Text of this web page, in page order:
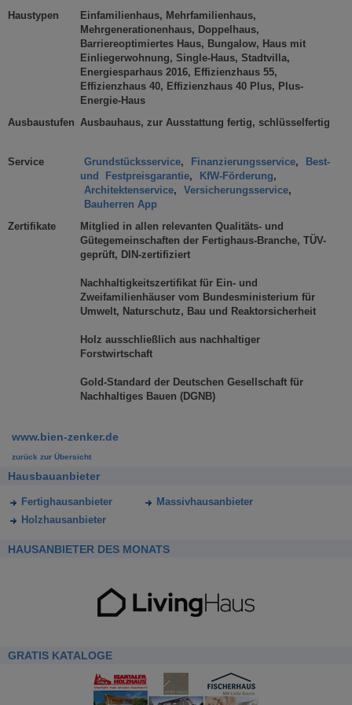
Haustypen
Einfamilienhaus, Mehrfamilienhaus,
Mehrgenerationenhaus, Doppelhaus,
Barriereoptimiertes Haus, Bungalow, Haus mit
Einliegerwohnung, Single-Haus, Stadtvilla,
Energiesparhaus 2016, Effizienzhaus 55,
Effizienzhaus 40, Effizienzhaus 40 Plus, Plus-
Energie-Haus
Ausbaustufen Ausbauhaus, zur Ausstattung fertig, schlüsselfertig
Service Grundstücksservice, Finanzierungsservice,
Best-
und Festpreisgarantie, KfW-Förderung,
Architektenservice, Versicherungsservice,
Bauherren App
Zertifikate
Mitglied in allen relevanten Qualitäts- und
Gütegemeinschaften der Fertighaus-Branche, TÜV-
geprüft, DIN-zertifiziert
Nachhaltigkeitszertifikat für Ein- und
Zweifamilienhäuser vom Bundesministerium für
Umwelt, Naturschutz, Bau und Reaktorsicherheit
Holz ausschließlich aus nachhaltiger
Forstwirtschaft
Gold-Standard der Deutschen Gesellschaft für
Nachhaltiges Bauen (DGNB)
www.bien-zenker.de
zurück zur Übersicht
Hausbauanbieter
Fertighausanbieter
Massivhausanbieter
Holzhausanbieter
HAUSANBIETER DES MONATS
GRATIS KATALOGE